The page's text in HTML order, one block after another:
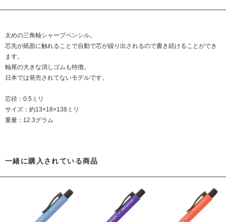
太めの三角軸シャープペンシル。
芯先が紙面に触れることで自動で芯が繰り出されるので書き続けることができ
ます。
軸尾の大きな消しゴムも特徴。
日本では発売されてないモデルです。
芯径：0.5ミリ
サイズ：約13×18×138ミリ
重量：12.3グラム
一緒に購入されている商品